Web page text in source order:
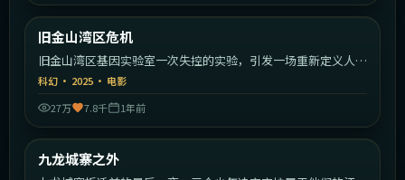
最新
旧金山湾区危机
旧金山湾区基因实验室一次失控的实验，引发一场重新定义人类
的危机。
科幻 · 2025 · 电影
27万
7.8千 1年前
最新
九龙城寨之外